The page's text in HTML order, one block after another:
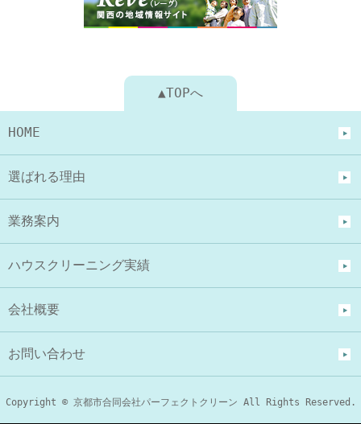
▲TOPへ
HOME
選ばれる理由
業務案内
ハウスクリーニング実績
会社概要
お問い合わせ
Copyright © 京都市合同会社パーフェクトクリーン All Rights Reserved.